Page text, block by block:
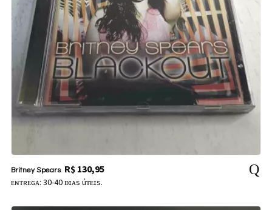
Britney Spears R$130,95
ᴇɴᴛʀᴇɢᴀ: 30-40 ᴅɪᴀs úᴛᴇɪs.